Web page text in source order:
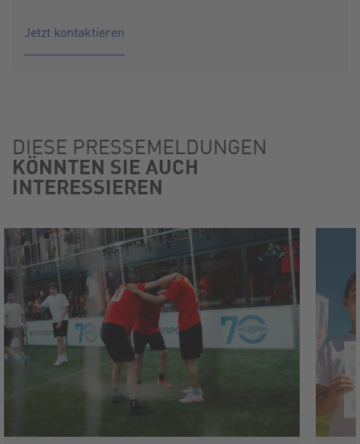
Jetzt kontaktieren
DIESE PRESSEMELDUNGEN
KÖNNTEN SIE AUCH
INTERESSIEREN